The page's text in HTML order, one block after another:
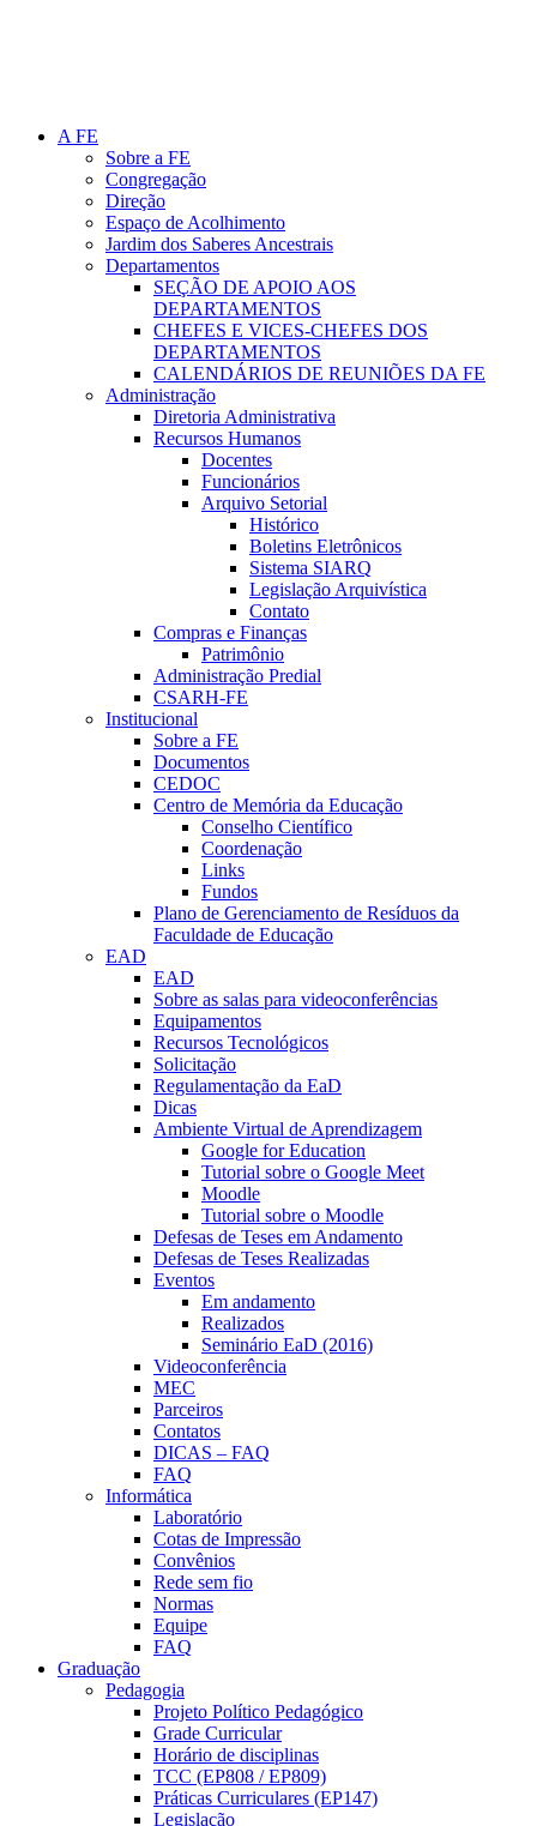
A FE
Sobre a FE
Congregação
Direção
Espaço de Acolhimento
Jardim dos Saberes Ancestrais
Departamentos
SEÇÃO DE APOIO AOS
DEPARTAMENTOS
CHEFES E VICES-CHEFES DOS
DEPARTAMENTOS
CALENDÁRIOS DE REUNIÕES DA FE
Administração
Diretoria Administrativa
Recursos Humanos
Docentes
Funcionários
Arquivo Setorial
Histórico
Boletins Eletrônicos
Sistema SIARQ
Legislação Arquivística
Contato
Compras e Finanças
Patrimônio
Administração Predial
CSARH-FE
Institucional
Sobre a FE
Documentos
CEDOC
Centro de Memória da Educação
Conselho Científico
Coordenação
Links
Fundos
Plano de Gerenciamento de Resíduos da
Faculdade de Educação
EAD
EAD
Sobre as salas para videoconferências
Equipamentos
Recursos Tecnológicos
Solicitação
Regulamentação da EaD
Dicas
Ambiente Virtual de Aprendizagem
Google for Education
Tutorial sobre o Google Meet
Moodle
Tutorial sobre o Moodle
Defesas de Teses em Andamento
Defesas de Teses Realizadas
Eventos
Em andamento
Realizados
Seminário EaD (2016)
Videoconferência
MEC
Parceiros
Contatos
DICAS – FAQ
FAQ
Informática
Laboratório
Cotas de Impressão
Convênios
Rede sem fio
Normas
Equipe
FAQ
Graduação
Pedagogia
Projeto Político Pedagógico
Grade Curricular
Horário de disciplinas
TCC (EP808 / EP809)
Práticas Curriculares (EP147)
Legislação